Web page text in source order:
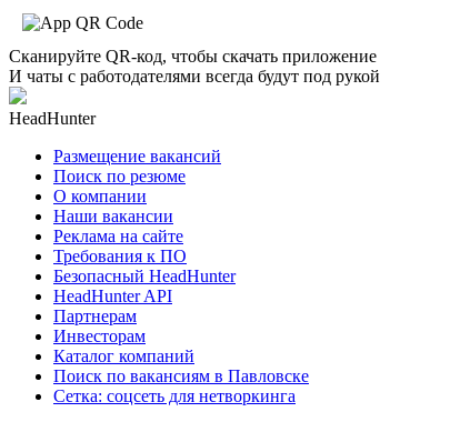
Сканируйте QR-код, чтобы скачать приложение
И чаты с работодателями всегда будут под рукой
HeadHunter
Размещение вакансий
Поиск по резюме
О компании
Наши вакансии
Реклама на сайте
Требования к ПО
Безопасный HeadHunter
HeadHunter API
Партнерам
Инвесторам
Каталог компаний
Поиск по вакансиям в Павловске
Сетка: соцсеть для нетворкинга